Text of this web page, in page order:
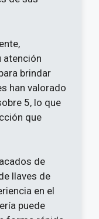
atención
brindar
han valorado
5, lo que
que
de
llaves de
en el
puede